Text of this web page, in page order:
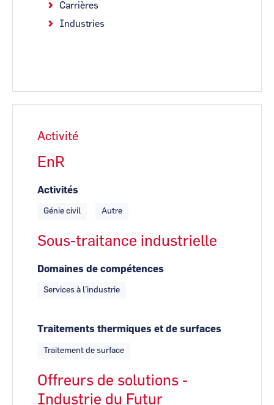
Carrières
Industries
Activité
EnR
Activités
Génie civil Autre
Sous-traitance industrielle
Domaines de compétences
Services à l’industrie
Traitements thermiques et de surfaces
Traitement de surface
Offreurs de solutions -
Industrie du Futur